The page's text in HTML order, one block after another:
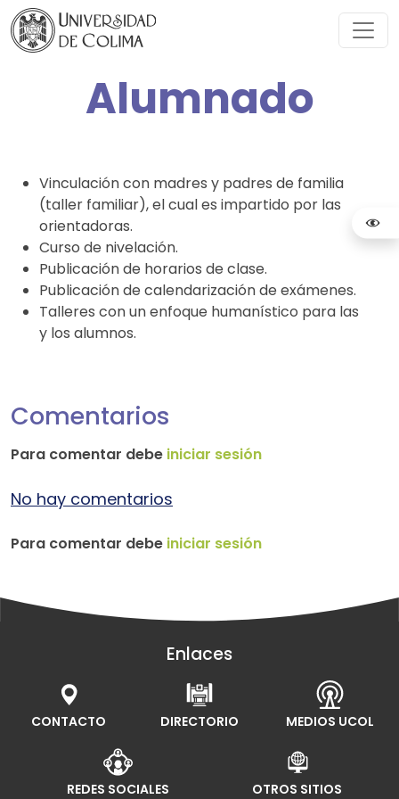
Alumnado
Vinculación con madres y padres de familia
(taller familiar), el cual es impartido por las
orientadoras.
Curso de nivelación.
Publicación de horarios de clase.
Publicación de calendarización de exámenes.
Talleres con un enfoque humanístico para las
y los alumnos.
Comentarios
Para comentar debe iniciar sesión
No hay comentarios
Para comentar debe iniciar sesión
Enlaces
CONTACTO DIRECTORIO MEDIOS UCOL
REDES SOCIALES OTROS SITIOS